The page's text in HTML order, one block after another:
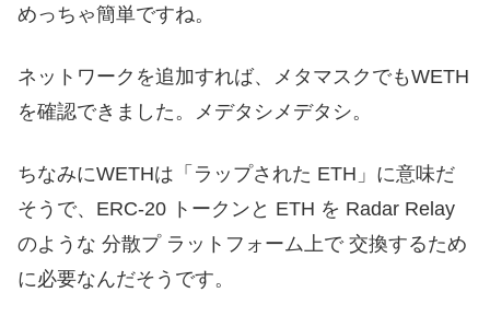
めっちゃ簡単ですね。
ネットワークを追加すれば、メタマスクでもWETH
を確認できました。メデタシメデタシ。
ちなみにWETHは「ラップされた ETH」に意味だ
そうで、ERC-20 トークンと ETH を Radar Relay
のような 分散プ ラットフォーム上で 交換するため
に必要なんだそうです。